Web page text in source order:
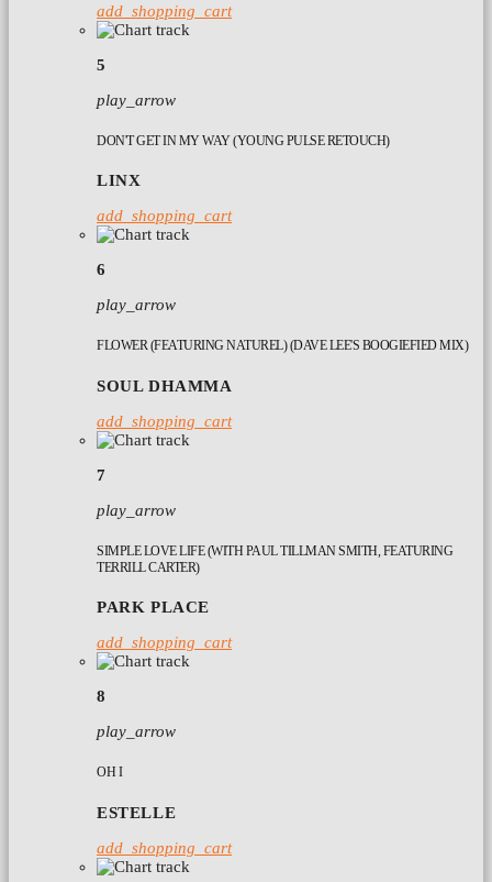
add_shopping_cart
5
play_arrow
DON'T GET IN MY WAY (YOUNG PULSE RETOUCH)
LINX
add_shopping_cart
6
play_arrow
FLOWER (FEATURING NATUREL) (DAVE LEE'S BOOGIEFIED MIX)
SOUL DHAMMA
add_shopping_cart
7
play_arrow
SIMPLE LOVE LIFE (WITH PAUL TILLMAN SMITH, FEATURING
TERRILL CARTER)
PARK PLACE
add_shopping_cart
8
play_arrow
OH I
ESTELLE
add_shopping_cart